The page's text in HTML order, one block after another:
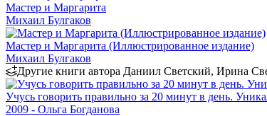
Мастер и Маргарита
Михаил Булгаков
Мастер и Маргарита (Иллюстрированное издание)
Михаил Булгаков
Другие книги автора Даниил Светский, Ирина
Учусь говорить правильно за 20 минут в день.
2009 - Ольга Богданова